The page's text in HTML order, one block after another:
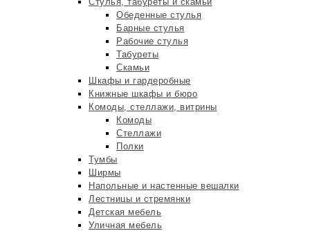
Обеденные стулья
Барные стулья
Рабочие стулья
Табуреты
Скамьи
Шкафы и гардеробные
Книжные шкафы и бюро
Комоды, стеллажи, витрины
Комоды
Стеллажи
Полки
Тумбы
Ширмы
Напольные и настенные вешалки
Лестницы и стремянки
Детская мебель
Уличная мебель